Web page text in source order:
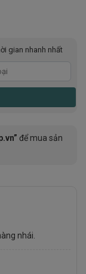
gian nhanh nhất
để mua sản
nhái.